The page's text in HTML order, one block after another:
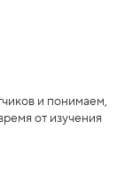
и понимаем,
от изучения